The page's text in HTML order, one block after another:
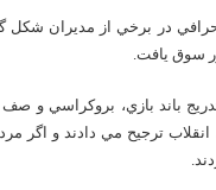
در برخي از مديران
سوق يافت.
باند بازي، بروکراسي و
ترجيح مي دادند و اگر